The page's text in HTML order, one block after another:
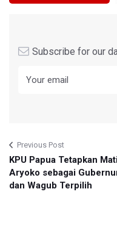
Subscribe for our
Previous Post
KPU Papua Tetapkan
Aryoko sebagai
dan Wagub Terpilih